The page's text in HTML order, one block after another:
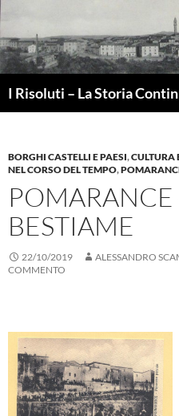
Vai
contenuto
I Risoluti – La Storia
BORGHI CASTELLI E PAESI,CULTURA
NEL CORSO DEL TEMPO,
POMARANCE
BESTIAME
22/10/2019 ALESSANDRO
COMMENTO